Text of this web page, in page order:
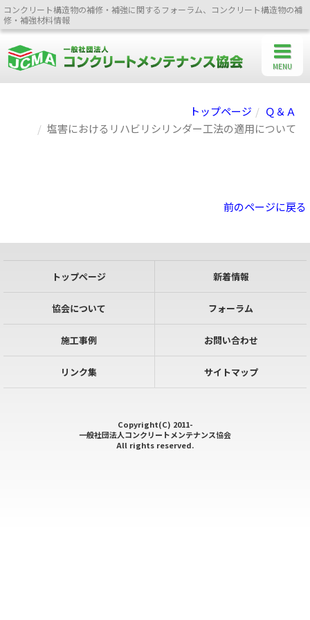
コンクリート構造物の補修・補強に関するフォーラム、コンクリート構造物の補
修・補強材料情報
トップページ
Ｑ＆Ａ
塩害におけるリハビリシリンダー工法の適用について
前のページに戻る
トップページ 新着情報
協会について フォーラム
施工事例 お問い合わせ
リンク集 サイトマップ
Copyright(C) 2011-
一般社団法人コンクリートメンテナンス協会
All rights reserved.
MENU